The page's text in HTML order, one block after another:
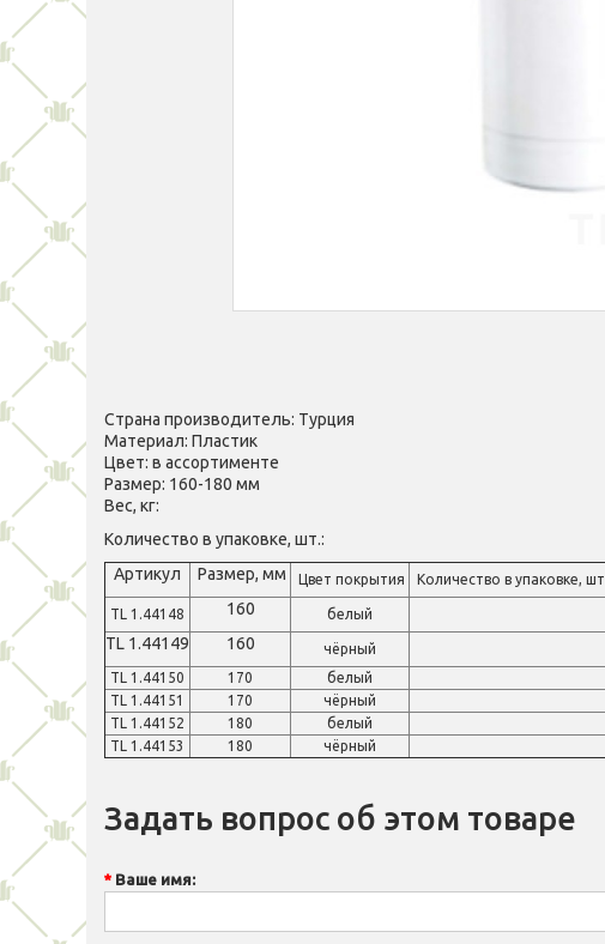
Страна производитель: Турция
Материал: Пластик
Цвет: в ассортименте
Размер: 160-180 мм
Вес, кг:
Количество в упаковке, шт.:
Артикул
Размер, мм Цвет покрытия Количество в упаковке, шт
TL 1.44148 160 белый
TL 1.44149 160
чёрный
TL 1.44150
170
белый
TL 1.44151
170
чёрный
TL 1.44152
180
белый
TL 1.44153
180 чёрный
Задать вопрос об этом товаре
Ваше имя: